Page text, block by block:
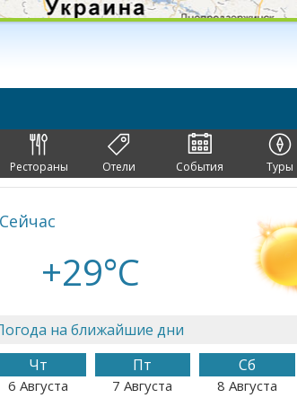
Рестораны Отели События Туры
Сейчас
+29°C
на ближайшие дни
Чт
6 Августа
Пт
7 Августа
Сб
8 Августа